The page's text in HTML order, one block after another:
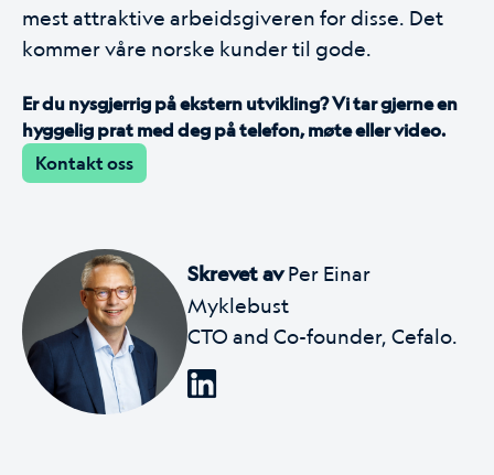
mest attraktive arbeidsgiveren for disse. Det
kommer våre norske kunder til gode.
Er du nysgjerrig på ekstern utvikling? Vi tar gjerne en
hyggelig prat med deg på telefon, møte eller video.
Kontakt oss
Skrevet avPer Einar
Myklebust
CTO and Co-founder, Cefalo.